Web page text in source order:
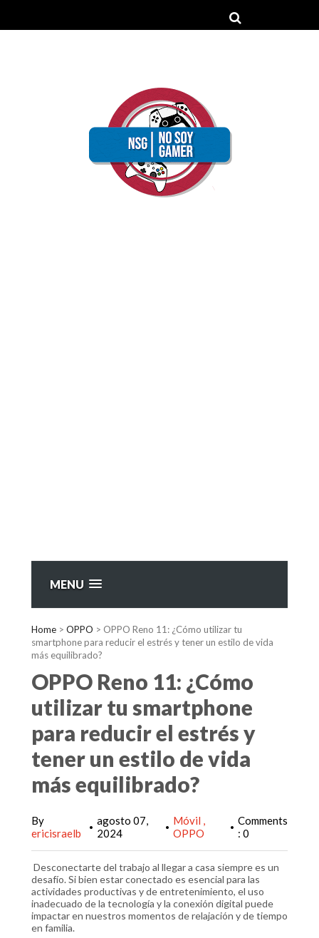
MENU
Home > OPPO > OPPO Reno 11: ¿Cómo utilizar tu
smartphone para reducir el estrés y tener un estilo de vida
más equilibrado?
OPPO Reno 11: ¿Cómo
utilizar tu smartphone
para reducir el estrés y
tener un estilo de vida
más equilibrado?
By
ericisraelb
• agosto 07,
2024
• Móvil
OPPO
• Comments
: 0
Desconectarte del trabajo al llegar a casa siempre es un
desafío. Si bien estar conectado es esencial para las
actividades productivas y de entretenimiento, el uso
inadecuado de la tecnología y la conexión digital puede
impactar en nuestros momentos de relajación y de tiempo
en familia.